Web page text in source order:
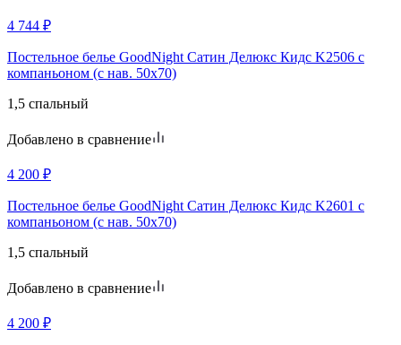
4 744 ₽
Постельное белье GoodNight Сатин Делюкс Кидс K2506 с
компаньоном (с нав. 50х70)
1,5 спальный
Добавлено в сравнение
4 200 ₽
Постельное белье GoodNight Сатин Делюкс Кидс K2601 с
компаньоном (с нав. 50х70)
1,5 спальный
Добавлено в сравнение
4 200 ₽